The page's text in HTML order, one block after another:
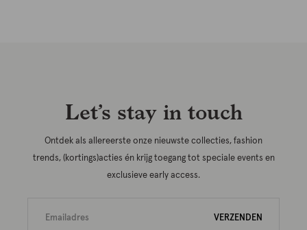
Let’s stay in touch
Ontdek als allereerste onze nieuwste collecties, fashion
trends, (kortings)acties én krijg toegang tot speciale events en
exclusieve early access.
VERZENDEN